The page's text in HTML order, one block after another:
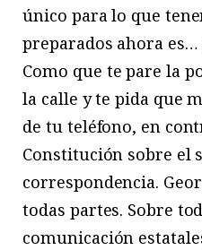
único para lo que
preparados ahora es…
Como que te pare la
la calle y te pida que
de tu teléfono, en
Constitución sobre el
correspondencia.
todas partes. Sobre
comunicación